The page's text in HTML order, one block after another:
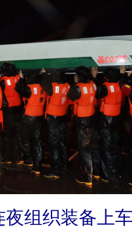
夜组织装备上